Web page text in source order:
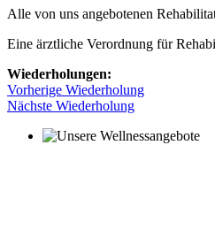
Alle von uns angebotenen
Eine ärztliche Verordnung für
Wiederholungen:
Vorherige Wiederholung
Nächste Wiederholung